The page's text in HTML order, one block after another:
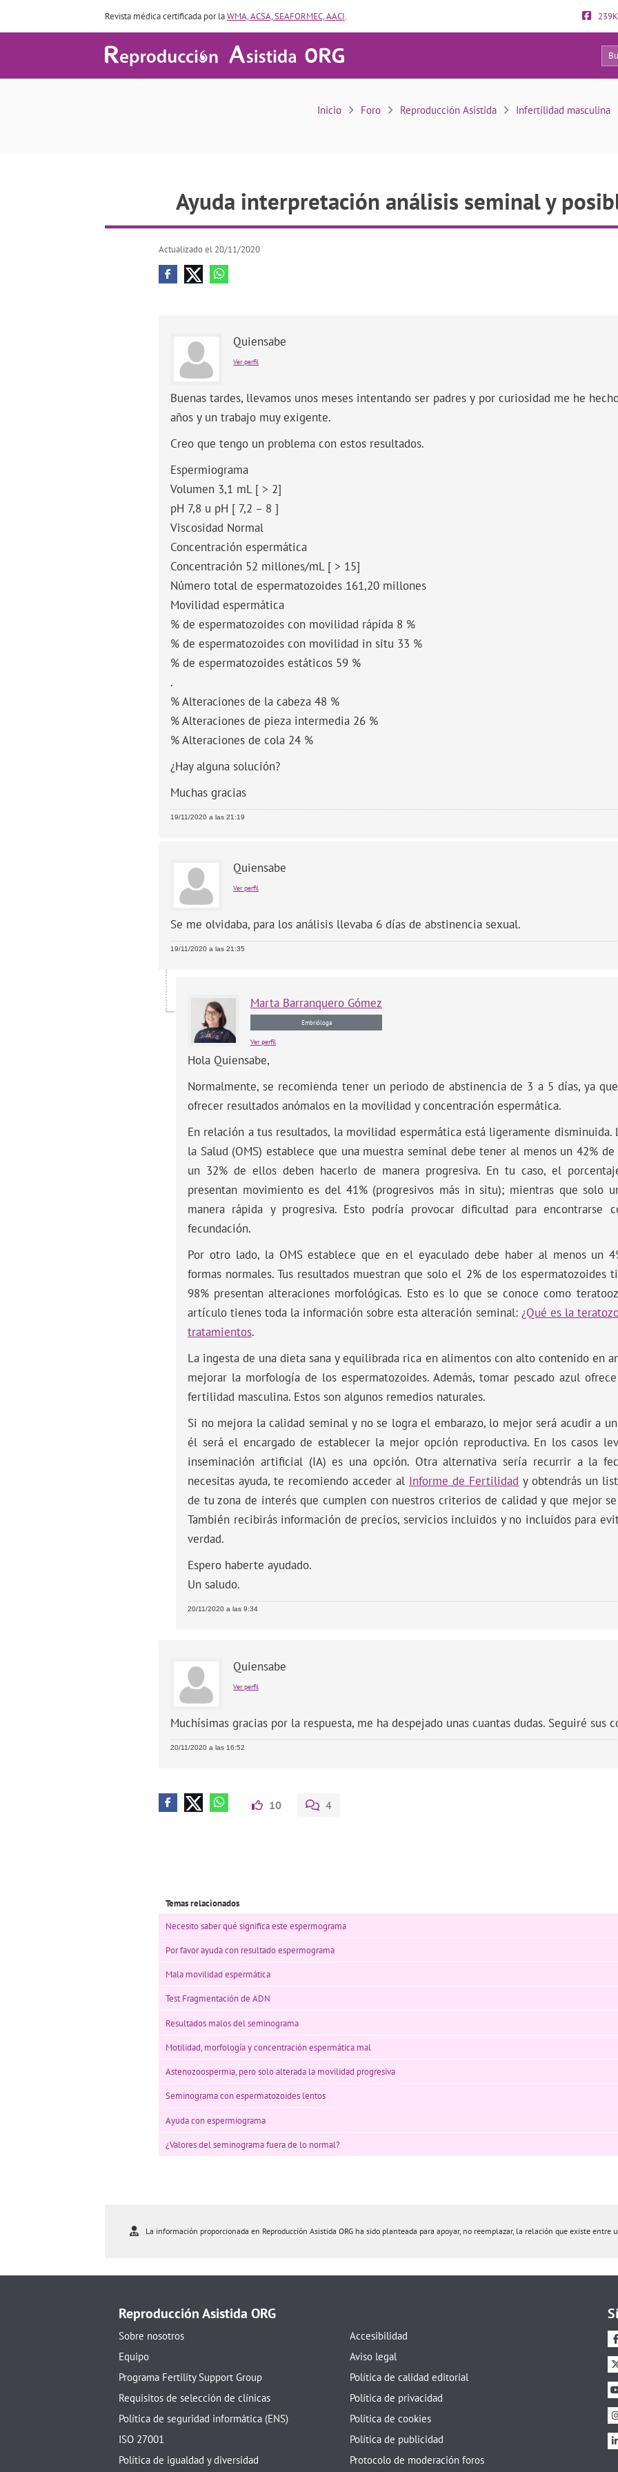
Revista médica certificada por laWMA, ACSA, SEAFORMEC, AACI. 239K
Ayuda interpretación análisis seminal y posibles soluciones
6
Inicio Foro Reproducción Asistida Infertilidad masculina
Ayuda interpretación análisis seminal y
Actualizado el 20/11/2020
Quiensabe
Ver perfil
Buenas tardes, llevamos unos meses intentando ser padres y por curiosidad me he
años y un trabajo muy exigente.
Creo que tengo un problema con estos resultados.
Espermiograma
Volumen 3,1 mL [ > 2]
pH 7,8 u pH [ 7,2 – 8 ]
Viscosidad Normal
Concentración espermática
Concentración 52 millones/mL [ > 15]
Número total de espermatozoides 161,20 millones
Movilidad espermática
% de espermatozoides con movilidad rápida 8 %
% de espermatozoides con movilidad in situ 33 %
% de espermatozoides estáticos 59 %
.
% Alteraciones de la cabeza 48 %
% Alteraciones de pieza intermedia 26 %
% Alteraciones de cola 24 %
¿Hay alguna solución?
Muchas gracias
19/11/2020 a las 21:19
Quiensabe
Ver perfil
Se me olvidaba, para los análisis llevaba 6 días de abstinencia sexual.
19/11/2020 a las 21:35
Marta Barranquero Gómez
Embrióloga
Ver perfil
Hola Quiensabe,
Normalmente, se recomienda tener un periodo de abstinencia de 3 a 5 días, ya
ofrecer resultados anómalos en la movilidad y concentración espermática.
En relación a tus resultados, la movilidad espermática está ligeramente disminuida.
la Salud (OMS) establece que una muestra seminal debe tener al menos un 42%
un 32% de ellos deben hacerlo de manera progresiva. En tu caso, el
presentan movimiento es del 41% (progresivos más in situ); mientras que solo
manera rápida y progresiva. Esto podría provocar dificultad para
fecundación.
Por otro lado, la OMS establece que en el eyaculado debe haber al menos un
formas normales. Tus resultados muestran que solo el 2% de los espermatozoides
98% presentan alteraciones morfológicas. Esto es lo que se conoce como
artículo tienes toda la información sobre esta alteración seminal: ¿Qué es la
tratamientos.
La ingesta de una dieta sana y equilibrada rica en alimentos con alto contenido en
mejorar la morfología de los espermatozoides. Además, tomar pescado azul
fertilidad masculina. Estos son algunos remedios naturales.
Si no mejora la calidad seminal y no se logra el embarazo, lo mejor será acudir a
él será el encargado de establecer la mejor opción reproductiva. En los casos
inseminación artificial (IA) es una opción. Otra alternativa sería recurrir a la
necesitas ayuda, te recomiendo acceder al Informe de Fertilidad y obtendrás un
de tu zona de interés que cumplen con nuestros criterios de calidad y que mejor se
También recibirás información de precios, servicios incluidos y no incluidos para
verdad.
Espero haberte ayudado.
Un saludo.
20/11/2020 a las 9:34
Quiensabe
Ver perfil
Muchísimas gracias por la respuesta, me ha despejado unas cuantas dudas. Seguiré sus
20/11/2020 a las 16:52
10 4
Temas relacionados
Necesito saber qué significa este espermograma
Por favor ayuda con resultado espermograma
Mala movilidad espermática
Test Fragmentación de ADN
Resultados malos del seminograma
Motilidad, morfología y concentración espermática mal
Astenozoospermia, pero solo alterada la movilidad progresiva
Seminograma con espermatozoides lentos
Ayuda con espermiograma
¿Valores del seminograma fuera de lo normal?
La información proporcionada en Reproducción Asistida ORG ha sido planteada para apoyar, no reemplazar, la relación que existe
Reproducción Asistida ORG
Sobre nosotros
Equipo
Programa Fertility Support Group
Requisitos de selección de clínicas
Política de seguridad informática (ENS)
ISO 27001
Política de igualdad y diversidad
Accesibilidad
Aviso legal
Política de calidad editorial
Política de privacidad
Política de cookies
Política de publicidad
Protocolo de moderación foros